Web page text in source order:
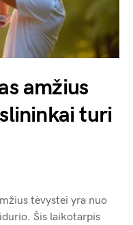
amžius
turi
tėvystei yra nuo
Šis laikotarpis